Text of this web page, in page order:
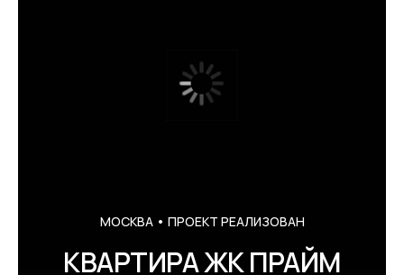
МОСКВА • ПРОЕКТ РЕАЛИЗОВАН
КВАРТИРА ЖК ПРАЙМ